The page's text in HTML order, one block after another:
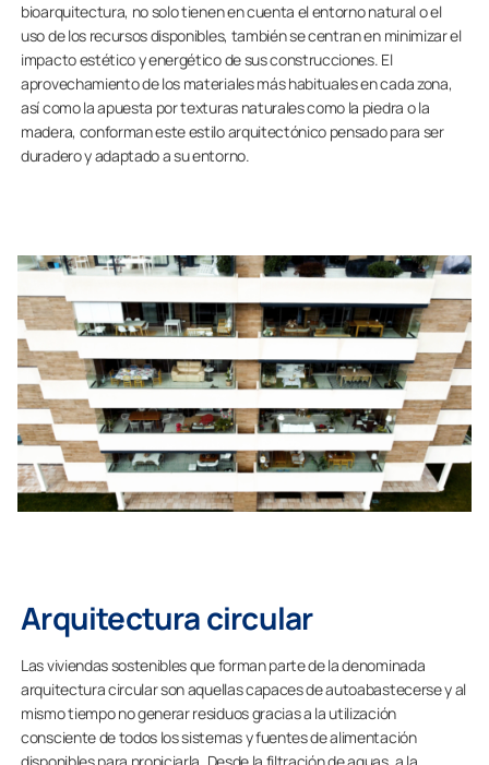
bioarquitectura, no solo tienen en cuenta el entorno natural o el
uso de los recursos disponibles, también se centran en minimizar el
impacto estético y energético de sus construcciones. El
aprovechamiento de los materiales más habituales en cada zona,
así como la apuesta por texturas naturales como la piedra o la
madera, conforman este estilo arquitectónico pensado para ser
duradero y adaptado a su entorno.
Arquitectura circular
Las viviendas sostenibles que forman parte de la denominada
arquitectura circular son aquellas capaces de autoabastecerse y al
mismo tiempo no generar residuos gracias a la utilización
consciente de todos los sistemas y fuentes de alimentación
disponibles para propiciarla. Desde la filtración de aguas, a la